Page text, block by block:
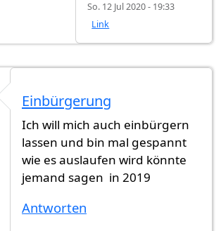
So. 12 Jul 2020 - 19:33
Link
Einbürgerung
Ich will mich auch einbürgern
lassen und bin mal gespannt
wie es auslaufen wird könnte
jemand sagen in 2019
Antworten